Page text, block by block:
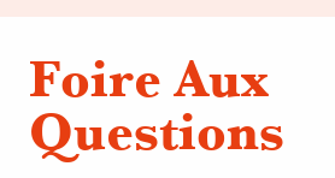
Foire Aux
Questions